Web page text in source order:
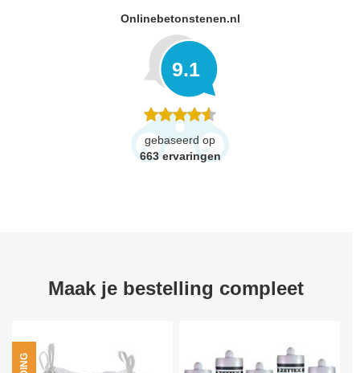
Onlinebetonstenen.nl
9.1
gebaseerd op
663 ervaringen
Maak je bestelling compleet